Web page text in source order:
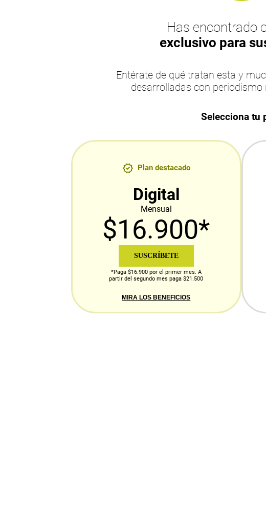
Has encontrado
exclusivo para
Entérate de qué tratan esta y
desarrolladas con
Selecciona tu
Plan destacado
Digital
Mensual
$16.900*
SUSCRÍBETE
*Paga $16.900 por el primer mes. A
partir del segundo mes paga $21.500
MIRA LOS BENEFICIOS